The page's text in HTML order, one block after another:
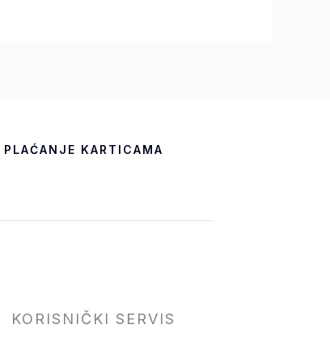
PLAĆANJE KARTICAMA
KORISNIČKI SERVIS